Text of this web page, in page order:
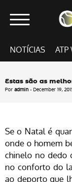
NOTÍCIAS ATP
Estas são as
Por admin - December 19,
Se o Natal é
onde o homem
chinelo no dedo
no conforto do
ao deporto que